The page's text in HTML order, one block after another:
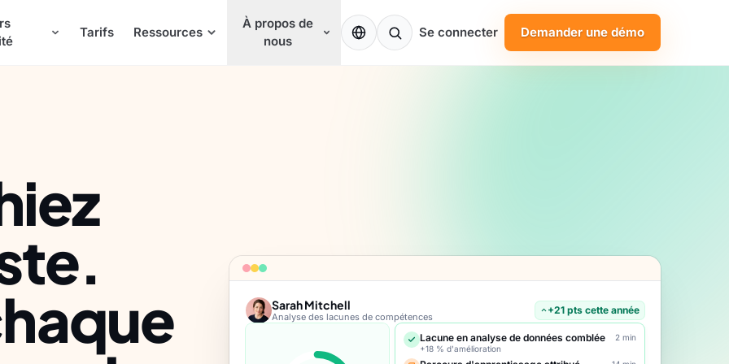
Tarifs Ressources
À propos de
nous
FR Se connecter Demander une démo
Sarah Mitchell
Analyse des lacunes de compétences
+21 pts cette année
Lacune en analyse de données comblée
+18 % d'amélioration
2 min